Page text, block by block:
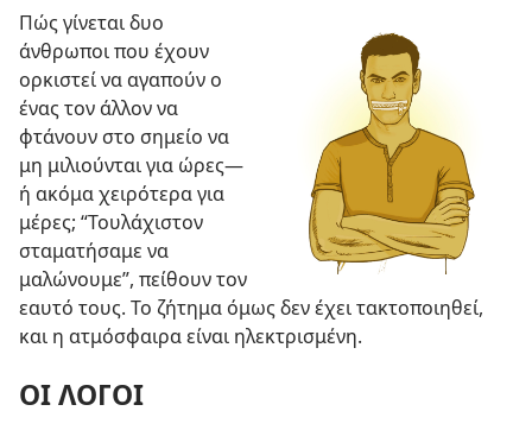
Πώς γίνεται δυο
άνθρωποι που έχουν
ορκιστεί να αγαπούν ο
ένας τον άλλον να
φτάνουν στο σημείο να
μη μιλιούνται για ώρες—
ή ακόμα χειρότερα για
μέρες; “Τουλάχιστον
σταματήσαμε να
μαλώνουμε”, πείθουν τον
εαυτό τους. Το ζήτημα όμως δεν έχει τακτοποιηθεί,
και η ατμόσφαιρα είναι ηλεκτρισμένη.
ΟΙ ΛΟΓΟΙ